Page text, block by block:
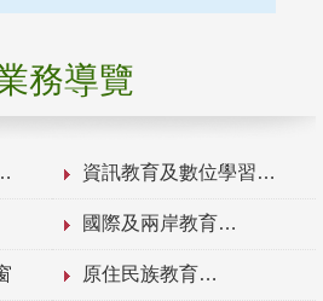
務導覽
資訊教育及數位學習
國際及兩岸教育
原住民族教育